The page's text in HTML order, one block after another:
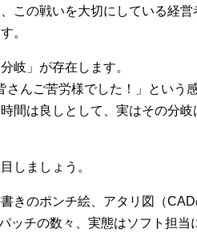
この戦いを大切にしている経
。
岐」が存在します。
んご苦労様でした！」という
間は良しとして、実はその分岐
しましょう。
きのポンチ絵、アタリ図（
チの数々、実態はソフト担当